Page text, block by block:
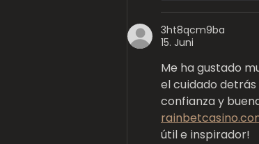
3ht8qcm9ba
15. Juni
Me ha gustado
el cuidado
confianza y
útil e inspirador!